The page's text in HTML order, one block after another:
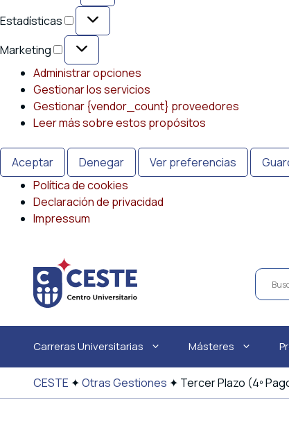
Estadísticas Estadísticas
Marketing
Marketing
Administrar opciones
Gestionar los servicios
Gestionar {vendor_count} proveedores
Leer más sobre estos propósitos
Aceptar Denegar Ver preferencias
Política de cookies
Declaración de privacidad
Impressum
contenido
Carreras Universitarias Másteres
CESTE ✦Otras Gestiones ✦ Tercer Plazo (4º